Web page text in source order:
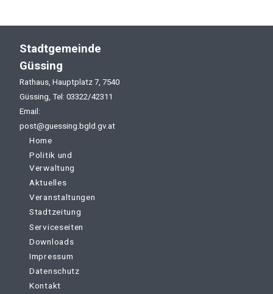
Stadtgemeinde
Güssing
Rathaus, Hauptplatz 7, 7540
Güssing, Tel: 03322/42311
Email:
post@guessing.bgld.gv.at
Home
Politik und
Verwaltung
Aktuelles
Veranstaltungen
Stadtzeitung
Serviceseiten
Downloads
Impressum
Datenschutz
Kontakt